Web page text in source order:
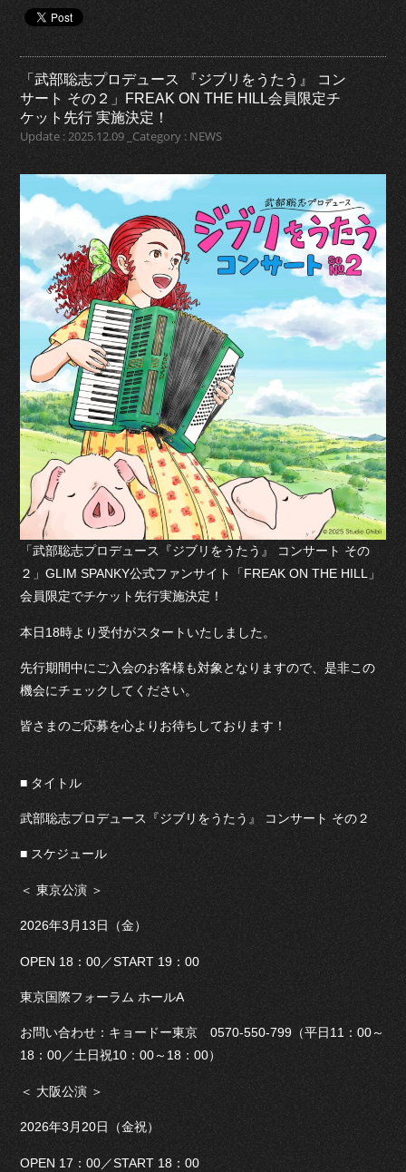
「武部聡志プロデュース 『ジブリをうたう』 コン
サート その２」FREAK ON THE HILL会員限定チ
ケット先行 実施決定！
Update : 2025.12.09 _Category : NEWS
「武部聡志プロデュース『ジブリをうたう』 コンサート その
２」GLIM SPANKY公式ファンサイト「FREAK ON THE HILL」
会員限定でチケット先行実施決定！
本日18時より受付がスタートいたしました。
先行期間中にご入会のお客様も対象となりますので、是非この
機会にチェックしてください。
皆さまのご応募を心よりお待ちしております！
■ タイトル
武部聡志プロデュース『ジブリをうたう』 コンサート その２
■ スケジュール
＜ 東京公演 ＞
2026年3月13日（金）
OPEN 18：00／START 19：00
東京国際フォーラム ホールA
お問い合わせ：キョードー東京 0570-550-799（平日11：00～
18：00／土日祝10：00～18：00）
＜ 大阪公演 ＞
2026年3月20日（金祝）
OPEN 17：00／START 18：00